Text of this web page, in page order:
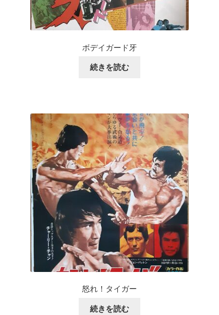
ボデイガード牙
続きを読む
怒れ！タイガー
続きを読む